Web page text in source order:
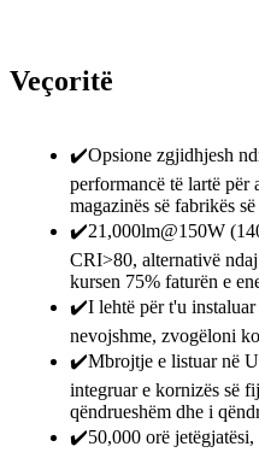
Veçoritë
✔️Opsione zgjidhjesh
performancë të lartë për
magazinës së fabrikës
✔️21,000lm@150W
CRI>80, alternativë
kursen 75% faturën e
✔️I lehtë për t'u instaluar
nevojshme, zvogëloni
✔️Mbrojtje e listuar në
integruar e kornizës së
qëndrueshëm dhe i
✔️50,000 orë